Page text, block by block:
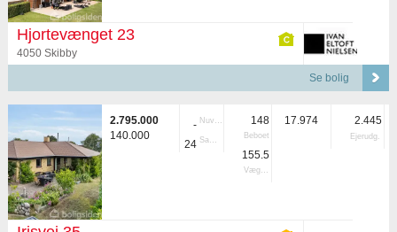
Hjortevænget 23
4050 Skibby
Se bolig
2.795.000
140.000
- Nuvær.
24 Samlet
148
Beboet
155.5
Vægtet
17.974 2.445
Ejerudg.